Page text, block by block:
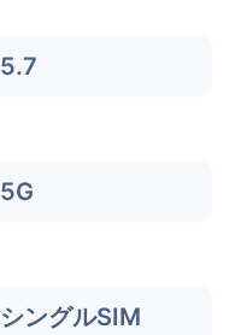
5.7
5G
シングルSIM